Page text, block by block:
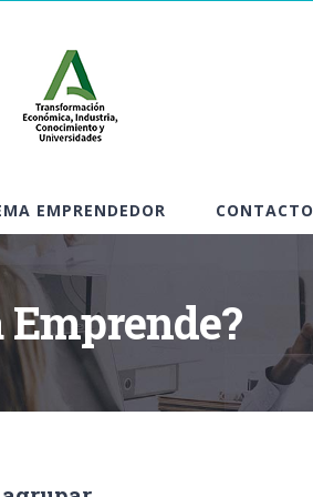
EMPRENDEDOR CONTACTO
Emprende?